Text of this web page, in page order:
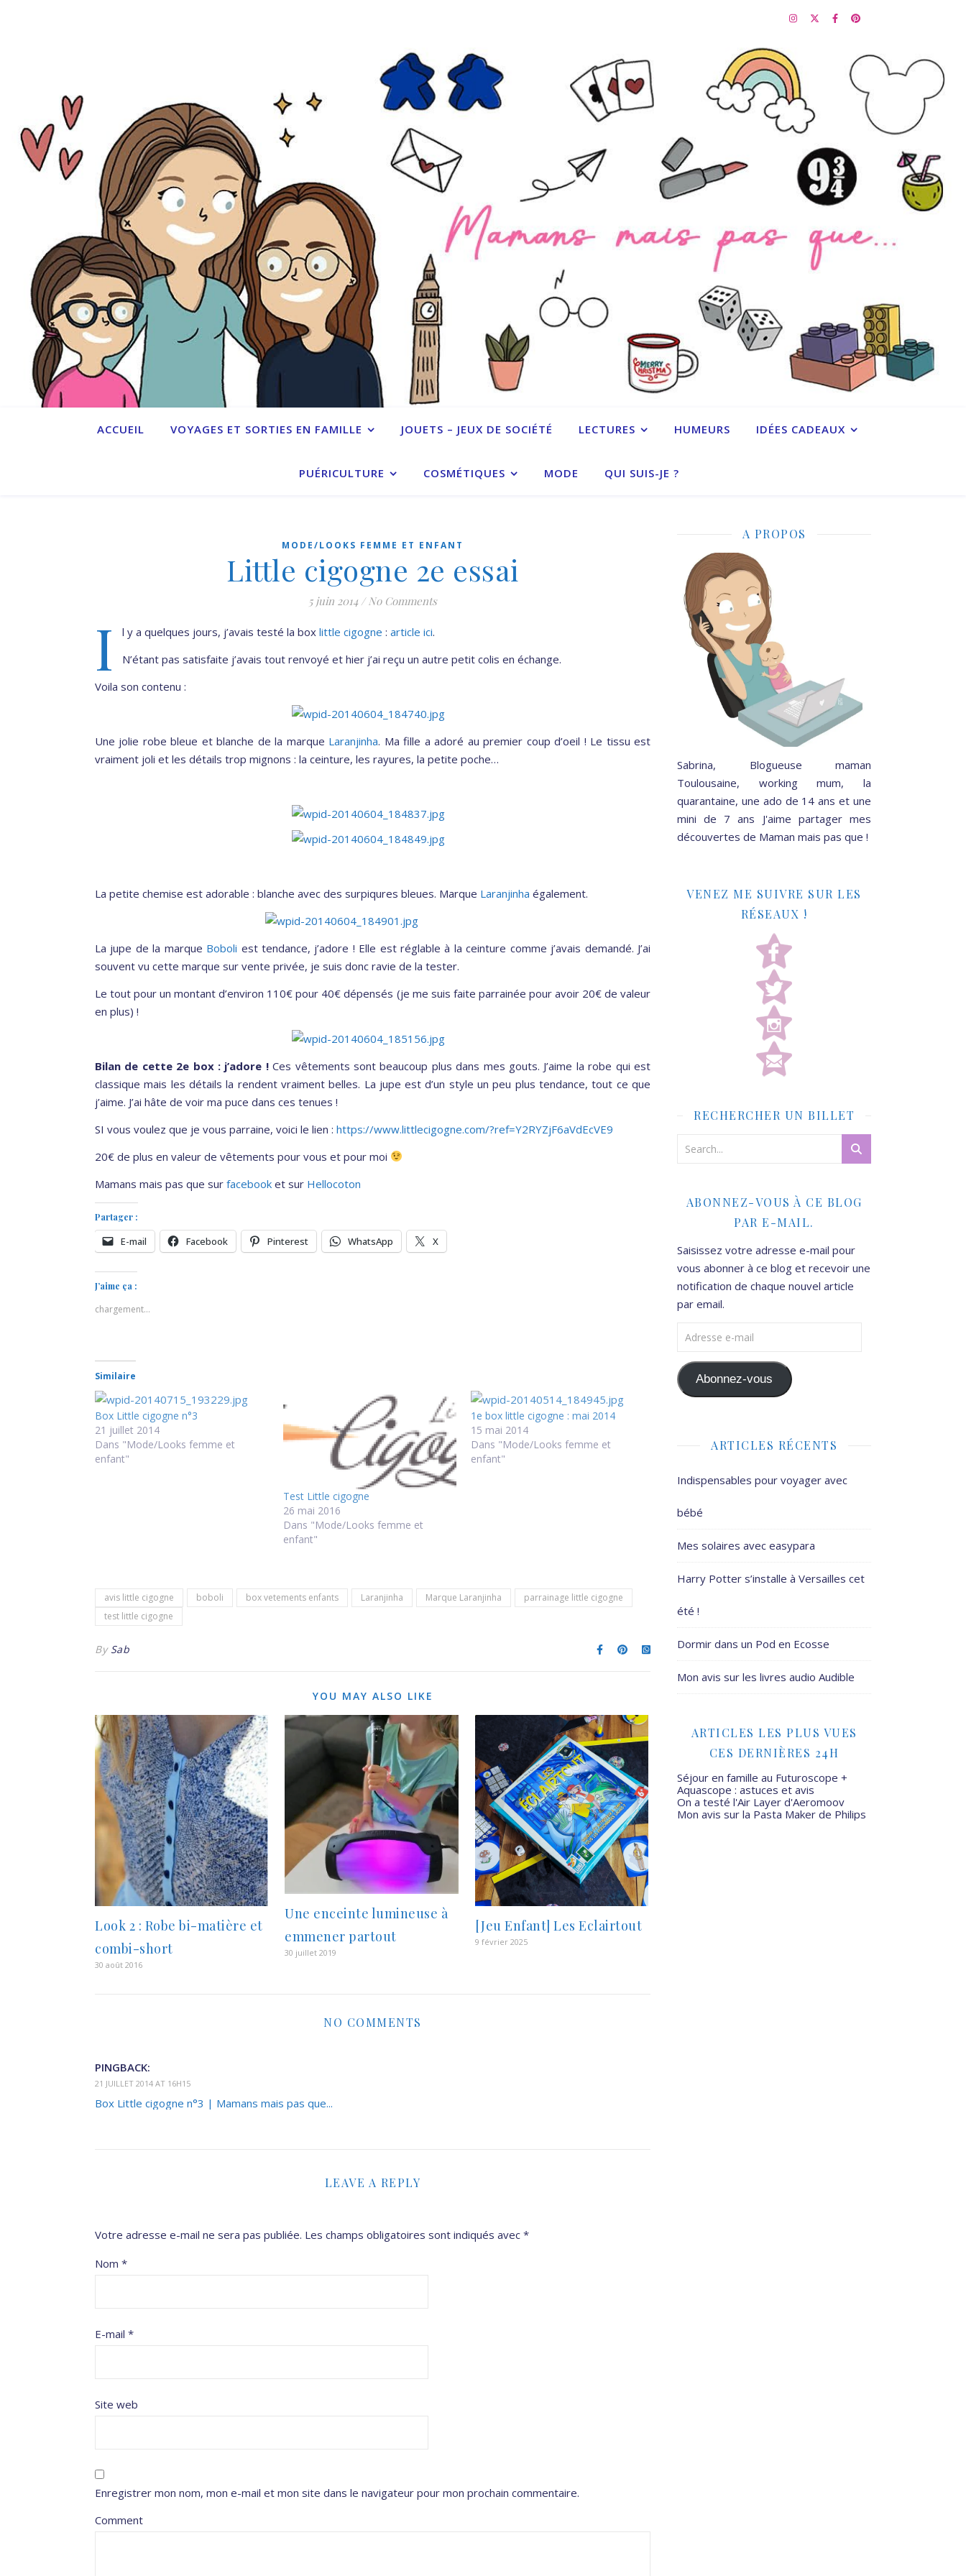
ACCUEIL VOYAGES ET SORTIES EN FAMILLE JOUETS – JEUX DE SOCIÉTÉ LECTURES HUMEURS IDÉES CADEAUX
PUÉRICULTURE COSMÉTIQUES MODE QUI SUIS-JE ?
MODE/LOOKS FEMME ET ENFANT
Little cigogne 2e essai
5 juin 2014 / No Comments
I l y a quelques jours, j’avais testé la box little cigogne : article ici.
N’étant pas satisfaite j’avais tout renvoyé et hier j’ai reçu un autre petit colis en échange.
Voila son contenu :
Une jolie robe bleue et blanche de la marque Laranjinha. Ma fille a adoré au premier coup d’oeil ! Le tissu est
vraiment joli et les détails trop mignons : la ceinture, les rayures, la petite poche…
La petite chemise est adorable : blanche avec des surpiqures bleues. Marque Laranjinha également.
La jupe de la marque Boboli est tendance, j’adore ! Elle est réglable à la ceinture comme j’avais demandé. J’ai
souvent vu cette marque sur vente privée, je suis donc ravie de la tester.
Le tout pour un montant d’environ 110€ pour 40€ dépensés (je me suis faite parrainée pour avoir 20€ de valeur
en plus) !
Bilan de cette 2e box : j’adore !Ces vêtements sont beaucoup plus dans mes gouts. J’aime la robe qui est
classique mais les détails la rendent vraiment belles. La jupe est d’un style un peu plus tendance, tout ce que
j’aime. J’ai hâte de voir ma puce dans ces tenues !
SI vous voulez que je vous parraine, voici le lien : https://www.littlecigogne.com/?ref=Y2RYZjF6aVdEcVE9
20€ de plus en valeur de vêtements pour vous et pour moi
Mamans mais pas que sur facebook et sur Hellocoton
Partager :
E-mail Facebook Pinterest WhatsApp X
J’aime ça :
chargement…
Similaire
Box Little cigogne n°3
21 juillet 2014
Dans "Mode/Looks femme et
enfant"
Test Little cigogne
26 mai 2016
Dans "Mode/Looks femme et
enfant"
1e box little cigogne : mai 2014
15 mai 2014
Dans "Mode/Looks femme et
enfant"
avis little cigogne boboli box vetements enfants Laranjinha Marque Laranjinha
parrainage little cigogne
test little cigogne
By Sab
YOU MAY ALSO LIKE
Look 2 : Robe bi-matière et
combi-short
30 août 2016
Une enceinte lumineuse à
emmener partout
30 juillet 2019
[Jeu Enfant] Les Eclairtout
9 février 2025
NO COMMENTS
PINGBACK:
21 JUILLET 2014 AT 16H15
Box Little cigogne n°3 | Mamans mais pas que...
LEAVE A REPLY
Votre adresse e-mail ne sera pas publiée. Les champs obligatoires sont indiqués avec *
Nom *
E-mail *
Site web
Enregistrer mon nom, mon e-mail et mon site dans le navigateur pour mon prochain commentaire.
Comment
A PROPOS
Sabrina, Blogueuse maman
Toulousaine, working mum, la
quarantaine, une ado de 14 ans et une
mini de 7 ans J'aime partager mes
découvertes de Maman mais pas que !
VENEZ ME SUIVRE SUR LES
RÉSEAUX !
RECHERCHER UN BILLET
ABONNEZ-VOUS À CE BLOG
PAR E-MAIL.
Saisissez votre adresse e-mail pour
vous abonner à ce blog et recevoir une
notification de chaque nouvel article
par email.
Adresse e-mail
Abonnez-vous
ARTICLES RÉCENTS
Indispensables pour voyager avec
bébé
Mes solaires avec easypara
Harry Potter s’installe à Versailles cet
été !
Dormir dans un Pod en Ecosse
Mon avis sur les livres audio Audible
ARTICLES LES PLUS VUES
CES DERNIÈRES 24H
Séjour en famille au Futuroscope +
Aquascope : astuces et avis
On a testé l'Air Layer d'Aeromoov
Mon avis sur la Pasta Maker de Philips